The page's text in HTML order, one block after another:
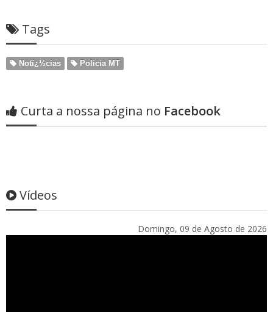
Tags
Notï¿½cias Policia MT
Curta a nossa página no Facebook
Vídeos
Domingo, 09 de Agosto de 2026